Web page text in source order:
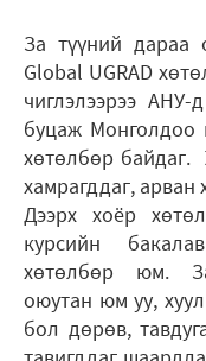
За түүний дараа
Global UGRAD
чиглэлээрээ
буцаж Монголдоо
хөтөлбөр байдаг.
хамрагддаг, арван
Дээрх хоёр
курсийн
хөтөлбөр юм.
оюутан юм уу,
бол дөрөв,